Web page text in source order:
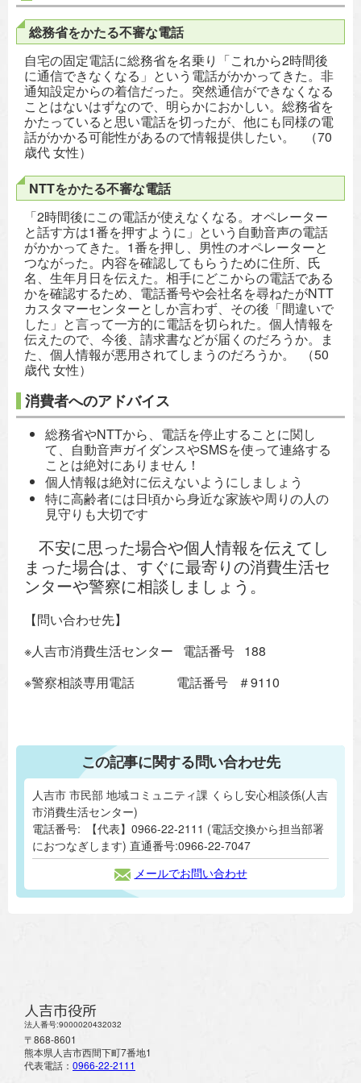
総務省をかたる不審な電話
自宅の固定電話に総務省を名乗り「これから2時間後
に通信できなくなる」という電話がかかってきた。非
通知設定からの着信だった。突然通信ができなくなる
ことはないはずなので、明らかにおかしい。総務省を
かたっていると思い電話を切ったが、他にも同様の電
話がかかる可能性があるので情報提供したい。 （70
歳代 女性）
NTTをかたる不審な電話
「2時間後にこの電話が使えなくなる。オペレーター
と話す方は1番を押すように」という自動音声の電話
がかかってきた。1番を押し、男性のオペレーターと
つながった。内容を確認してもらうために住所、氏
名、生年月日を伝えた。相手にどこからの電話である
かを確認するため、電話番号や会社名を尋ねたがNTT
カスタマーセンターとしか言わず、その後「間違いで
した」と言って一方的に電話を切られた。個人情報を
伝えたので、今後、請求書などが届くのだろうか。ま
た、個人情報が悪用されてしまうのだろうか。 （50
歳代 女性）
消費者へのアドバイス
総務省やNTTから、電話を停止することに関し
て、自動音声ガイダンスやSMSを使って連絡する
ことは絶対にありません！
個人情報は絶対に伝えないようにしましょう
特に高齢者には日頃から身近な家族や周りの人の
見守りも大切です
不安に思った場合や個人情報を伝えてし
まった場合は、すぐに最寄りの消費生活セ
ンターや警察に相談しましょう。
【問い合わせ先】
※人吉市消費生活センター 電話番号 188
※警察相談専用電話 電話番号 ＃9110
この記事に関する問い合わせ先
人吉市 市民部 地域コミュニティ課 くらし安心相談係(人吉
市消費生活センター)
電話番号:
【代表】0966-22-2111 (電話交換から担当部署
におつなぎします) 直通番号:0966-22-7047
メールでお問い合わせ
人吉市役所
法人番号:9000020432032
〒868-8601
熊本県人吉市西間下町7番地1
代表電話： 0966-22-2111